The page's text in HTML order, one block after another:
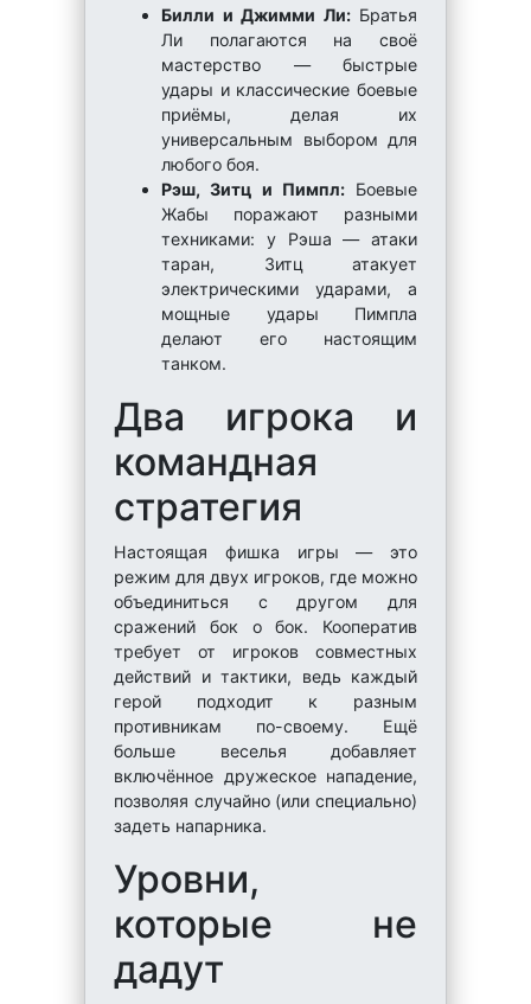
Билли и Джимми Ли:Братья
Ли полагаются на своё
мастерство — быстрые
удары и классические боевые
приёмы, делая их
универсальным выбором для
любого боя.
Рэш, Зитц и Пимпл:Боевые
Жабы поражают разными
техниками: у Рэша — атаки
таран, Зитц атакует
электрическими ударами, а
мощные удары Пимпла
делают его настоящим
танком.
Два игрока и
командная
стратегия
Настоящая фишка игры — это
режим для двух игроков, где можно
объединиться с другом для
сражений бок о бок. Кооператив
требует от игроков совместных
действий и тактики, ведь каждый
герой подходит к разным
противникам по-своему. Ещё
больше веселья добавляет
включённое дружеское нападение,
позволяя случайно (или специально)
задеть напарника.
Уровни,
которые не
дадут